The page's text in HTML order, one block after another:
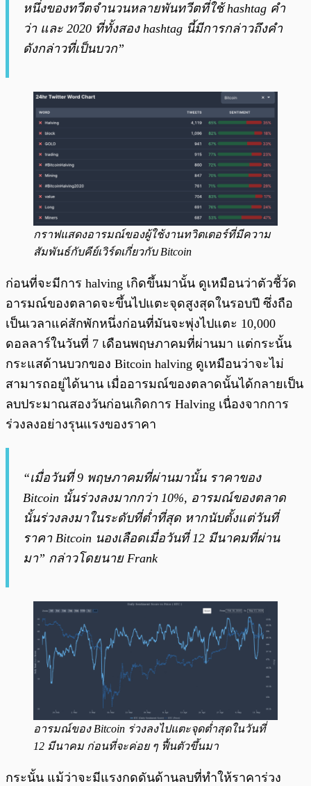
หนึ่งของทวีตจำนวนหลายพันทวีตที่ใช้ hashtag คำ
ว่า และ 2020 ที่ทั้งสอง hashtag นี้มีการกล่าวถึงคำ
ดังกล่าวที่เป็นบวก”
กราฟแสดงอารมณ์ของผู้ใช้งานทวิตเตอร์ที่มีความ
สัมพันธ์กับคีย์เวิร์ดเกี่ยวกับ Bitcoin
ก่อนที่จะมีการ halving เกิดขึ้นมานั้น ดูเหมือนว่าตัวชี้วัด
อารมณ์ของตลาดจะขึ้นไปแตะจุดสูงสุดในรอบปี ซึ่งถือ
เป็นเวลาแค่สักพักหนึ่งก่อนที่มันจะพุ่งไปแตะ 10,000
ดอลลาร์ในวันที่ 7 เดือนพฤษภาคมที่ผ่านมา แต่กระนั้น
กระแสด้านบวกของ Bitcoin halving ดูเหมือนว่าจะไม่
สามารถอยู่ได้นาน เมื่ออารมณ์ของตลาดนั้นได้กลายเป็น
ลบประมาณสองวันก่อนเกิดการ Halving เนื่องจากการ
ร่วงลงอย่างรุนแรงของราคา
“เมื่อวันที่ 9 พฤษภาคมที่ผ่านมานั้น ราคาของ
Bitcoin นั้นร่วงลงมากกว่า 10%, อารมณ์ของตลาด
นั้นร่วงลงมาในระดับที่ต่ำที่สุด หากนับตั้งแต่วันที่
ราคา Bitcoin นองเลือดเมื่อวันที่ 12 มีนาคมที่ผ่าน
มา” กล่าวโดยนาย Frank
อารมณ์ของ Bitcoin ร่วงลงไปแตะจุดต่ำสุดในวันที่
12 มีนาคม ก่อนที่จะค่อย ๆ ฟื้นตัวขึ้นมา
กระนั้น แม้ว่าจะมีแรงกดดันด้านลบที่ทำให้ราคาร่วง